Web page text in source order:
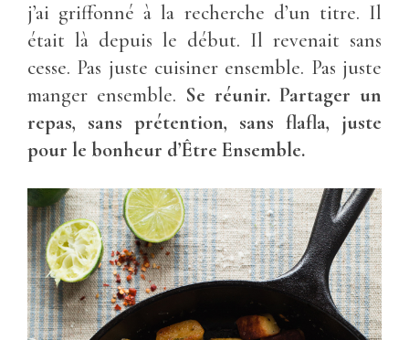
j’ai griffonné à la recherche d’un titre. Il
était là depuis le début. Il revenait sans
cesse. Pas juste cuisiner ensemble. Pas juste
manger ensemble. Se réunir. Partager un
repas, sans prétention, sans flafla, juste
pour le bonheur d’Être Ensemble.